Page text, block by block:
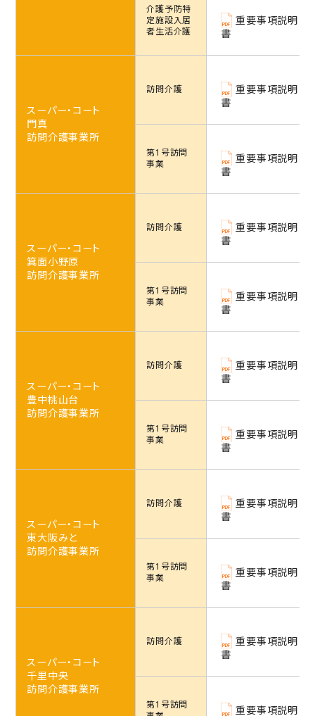
介護予防特
定施設入居
者生活介護
重要事項説明
書
スーパー・コート
門真
訪問介護事業所
訪問介護
重要事項説明
書
第1号訪問
事業
重要事項説明
書
スーパー・コート
箕面小野原
訪問介護事業所
訪問介護
重要事項説明
書
第1号訪問
事業
重要事項説明
書
スーパー・コート
豊中桃山台
訪問介護事業所
訪問介護
重要事項説明
書
第1号訪問
事業
重要事項説明
書
スーパー・コート
東大阪みと
訪問介護事業所
訪問介護
重要事項説明
書
第1号訪問
事業
重要事項説明
書
スーパー・コート
千里中央
訪問介護事業所
訪問介護
重要事項説明
書
第1号訪問
重要事項説明